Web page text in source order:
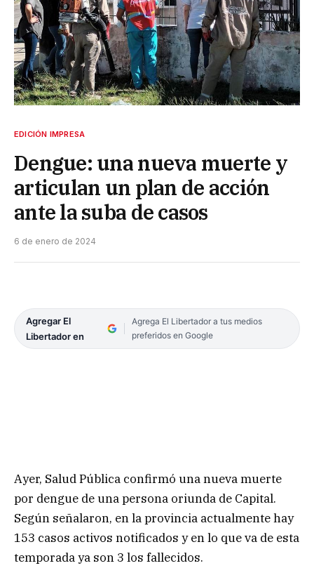
EDICIÓN IMPRESA
Dengue: una nueva muerte y
articulan un plan de acción
ante la suba de casos
6 de enero de 2024
Agregar El
Libertador en
Agrega El Libertador a tus medios
preferidos en Google
Ayer, Salud Pública confirmó una nueva muerte
por dengue de una persona oriunda de Capital.
Según señalaron, en la provincia actualmente hay
153 casos activos notificados y en lo que va de esta
temporada ya son 3 los fallecidos.